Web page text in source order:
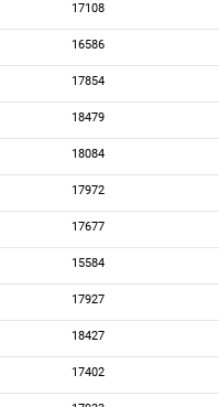
17108
16586
17854
18479
18084
17972
17677
15584
17927
18427
17402